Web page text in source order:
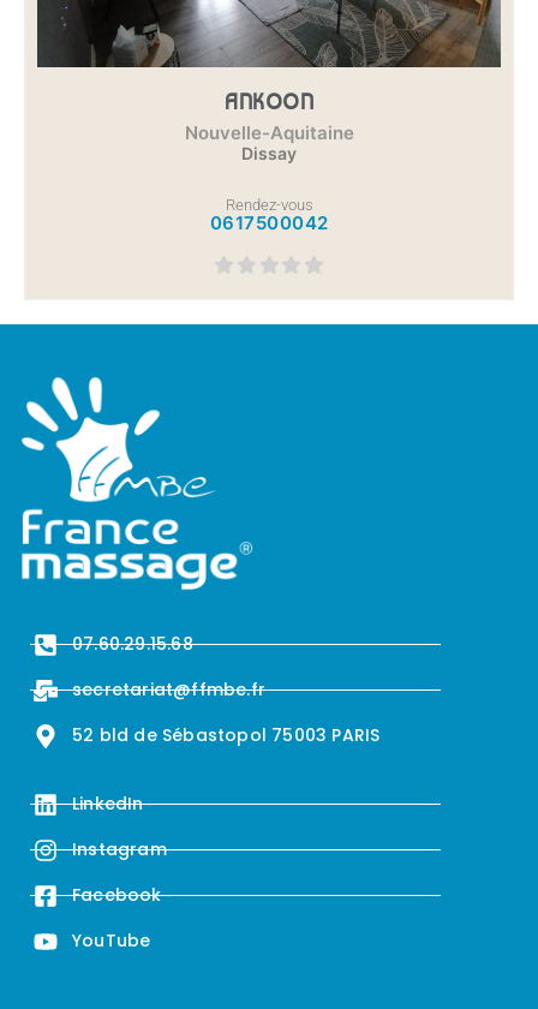
ANKOON
Nouvelle-Aquitaine
Dissay
Rendez-vous
0617500042
07.60.29.15.68
secretariat@ffmbe.fr
52 bld de Sébastopol 75003 PARIS
LinkedIn
Instagram
Facebook
YouTube